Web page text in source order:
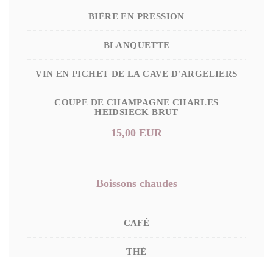
BIÈRE EN PRESSION
BLANQUETTE
VIN EN PICHET DE LA CAVE D'ARGELIERS
COUPE DE CHAMPAGNE CHARLES
HEIDSIECK BRUT
15,00 EUR
Boissons chaudes
CAFÉ
THÉ